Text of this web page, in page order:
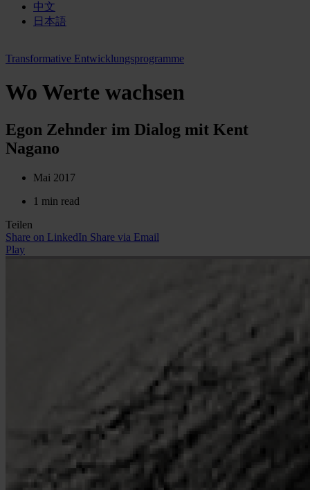
中文
日本語
Transformative Entwicklungsprogramme
Wo Werte wachsen
Egon Zehnder im Dialog mit Kent
Nagano
Mai 2017
1 min read
Teilen
Share on LinkedIn Share via Email
Play